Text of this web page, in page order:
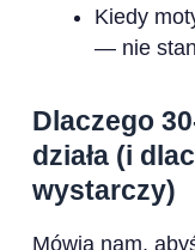
Kiedy
— nie
Dlaczego
działa (i
wystarczy)
Mówią nam,